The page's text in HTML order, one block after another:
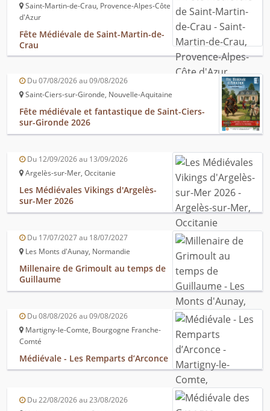
Saint-Martin-de-Crau, Provence-Alpes-Côte
d'Azur
Fête Médiévale de Saint-Martin-de-
Crau
Du 07/08/2026 au 09/08/2026
Saint-Ciers-sur-Gironde, Nouvelle-Aquitaine
Fête médiévale et fantastique de Saint-Ciers-
sur-Gironde 2026
Du 12/09/2026 au 13/09/2026
Argelès-sur-Mer, Occitanie
Les Médiévales Vikings d'Argelès-
sur-Mer 2026
Du 17/07/2027 au 18/07/2027
Les Monts d'Aunay, Normandie
Millenaire de Grimoult au temps de
Guillaume
Du 08/08/2026 au 09/08/2026
Martigny-le-Comte, Bourgogne Franche-
Comté
Médiévale - Les Remparts d’Arconce
Du 22/08/2026 au 23/08/2026